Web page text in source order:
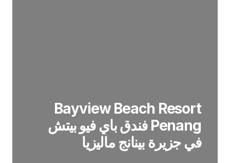
Bayview Beach Resort
Penang فندق باي فيو بيتش
في جزيرة بينانج ماليزيا